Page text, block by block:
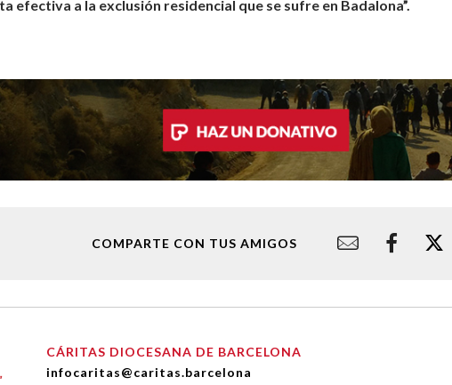
efectiva a la exclusión residencial que se sufre en Badalona”.
COMPARTE CON TUS AMIGOS
CÁRITAS DIOCESANA DE BARCELONA
infocaritas@caritas.barcelona